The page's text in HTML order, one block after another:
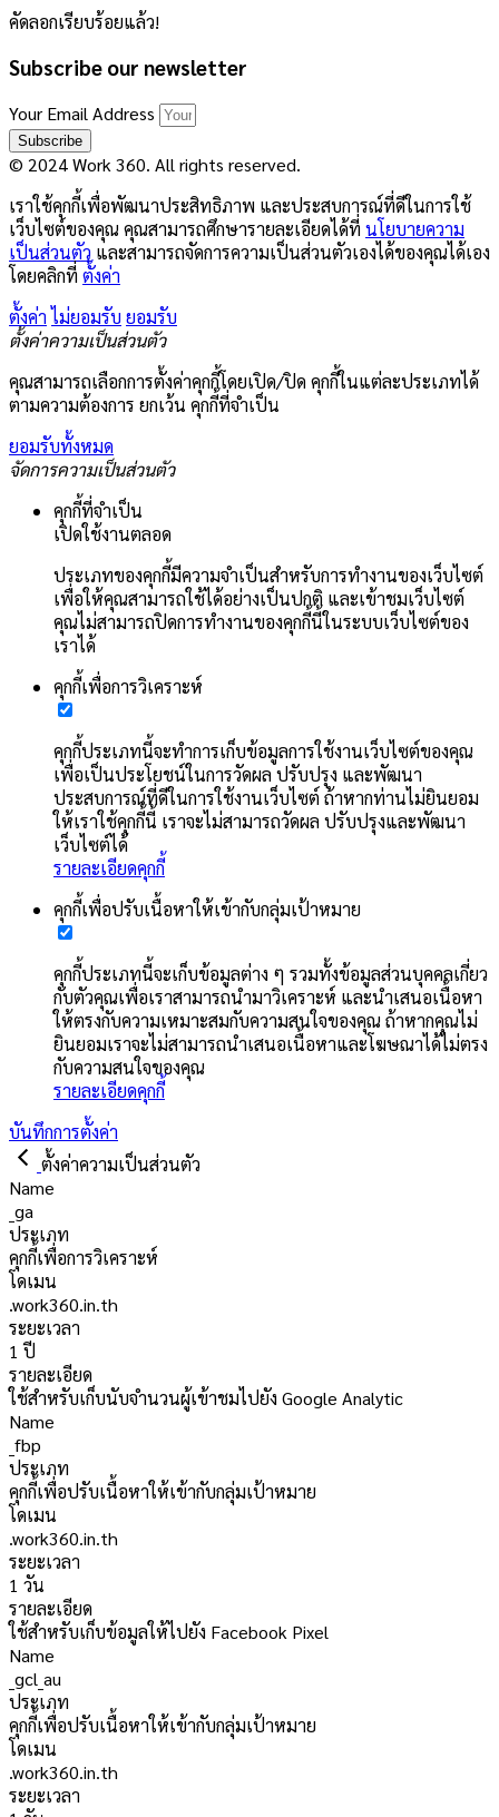
คัดลอกเรียบร้อยแล้ว!
Subscribe our newsletter
Your Email Address
Subscribe
© 2024 Work 360. All rights reserved.
เราใช้คุกกี้เพื่อพัฒนาประสิทธิภาพ และประสบการณ์ที่ดีในการใช้
เว็บไซต์ของคุณ คุณสามารถศึกษารายละเอียดได้ที่ นโยบายความ
เป็นส่วนตัว และสามารถจัดการความเป็นส่วนตัวเองได้ของคุณได้เอง
โดยคลิกที่ ตั้งค่า
ตั้งค่า ไม่ยอมรับ ยอมรับ
ตั้งค่าความเป็นส่วนตัว
คุณสามารถเลือกการตั้งค่าคุกกี้โดยเปิด/ปิด คุกกี้ในแต่ละประเภทได้
ตามความต้องการ ยกเว้น คุกกี้ที่จำเป็น
ยอมรับทั้งหมด
จัดการความเป็นส่วนตัว
คุกกี้ที่จำเป็น
เปิดใช้งานตลอด
ประเภทของคุกกี้มีความจำเป็นสำหรับการทำงานของเว็บไซต์
เพื่อให้คุณสามารถใช้ได้อย่างเป็นปกติ และเข้าชมเว็บไซต์
คุณไม่สามารถปิดการทำงานของคุกกี้นี้ในระบบเว็บไซต์ของ
เราได้
คุกกี้เพื่อการวิเคราะห์
คุกกี้ประเภทนี้จะทำการเก็บข้อมูลการใช้งานเว็บไซต์ของคุณ
เพื่อเป็นประโยชน์ในการวัดผล ปรับปรุง และพัฒนา
ประสบการณ์ที่ดีในการใช้งานเว็บไซต์ ถ้าหากท่านไม่ยินยอม
ให้เราใช้คุกกี้นี้ เราจะไม่สามารถวัดผล ปรับปรุงและพัฒนา
เว็บไซต์ได้
รายละเอียดคุกกี้
คุกกี้เพื่อปรับเนื้อหาให้เข้ากับกลุ่มเป้าหมาย
คุกกี้ประเภทนี้จะเก็บข้อมูลต่าง ๆ รวมทั้งข้อมูลส่วนบุคคลเกี่ยว
กับตัวคุณเพื่อเราสามารถนำมาวิเคราะห์ และนำเสนอเนื้อหา
ให้ตรงกับความเหมาะสมกับความสนใจของคุณ ถ้าหากคุณไม่
ยินยอมเราจะไม่สามารถนำเสนอเนื้อหาและโฆษณาได้ไม่ตรง
กับความสนใจของคุณ
รายละเอียดคุกกี้
บันทึกการตั้งค่า
ตั้งค่าความเป็นส่วนตัว
Name
_ga
ประเภท
คุกกี้เพื่อการวิเคราะห์
โดเมน
.work360.in.th
ระยะเวลา
1 ปี
รายละเอียด
ใช้สำหรับเก็บนับจำนวนผู้เข้าชมไปยัง Google Analytic
Name
_fbp
ประเภท
คุกกี้เพื่อปรับเนื้อหาให้เข้ากับกลุ่มเป้าหมาย
โดเมน
.work360.in.th
ระยะเวลา
1 วัน
รายละเอียด
ใช้สำหรับเก็บข้อมูลให้ไปยัง Facebook Pixel
Name
_gcl_au
ประเภท
คุกกี้เพื่อปรับเนื้อหาให้เข้ากับกลุ่มเป้าหมาย
โดเมน
.work360.in.th
ระยะเวลา